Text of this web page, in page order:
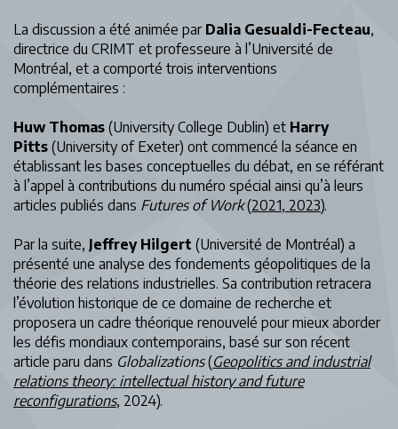
La discussion a été animée par Dalia Gesualdi-Fecteau,
directrice du CRIMT et professeure à l’Université de
Montréal, et a comporté trois interventions
complémentaires :
Huw Thomas (University College Dublin) et Harry
Pitts (University of Exeter) ont commencé la séance en
établissant les bases conceptuelles du débat, en se référant
à l’appel à contributions du numéro spécial ainsi qu’à leurs
articles publiés dans Futures of Work(2021, 2023).
Par la suite, Jeffrey Hilgert (Université de Montréal) a
présenté une analyse des fondements géopolitiques de la
théorie des relations industrielles. Sa contribution retracera
l’évolution historique de ce domaine de recherche et
proposera un cadre théorique renouvelé pour mieux aborder
les défis mondiaux contemporains, basé sur son récent
article paru dans Globalizations(Geopolitics and industrial
relations theory: intellectual history and future
reconfigurations, 2024).